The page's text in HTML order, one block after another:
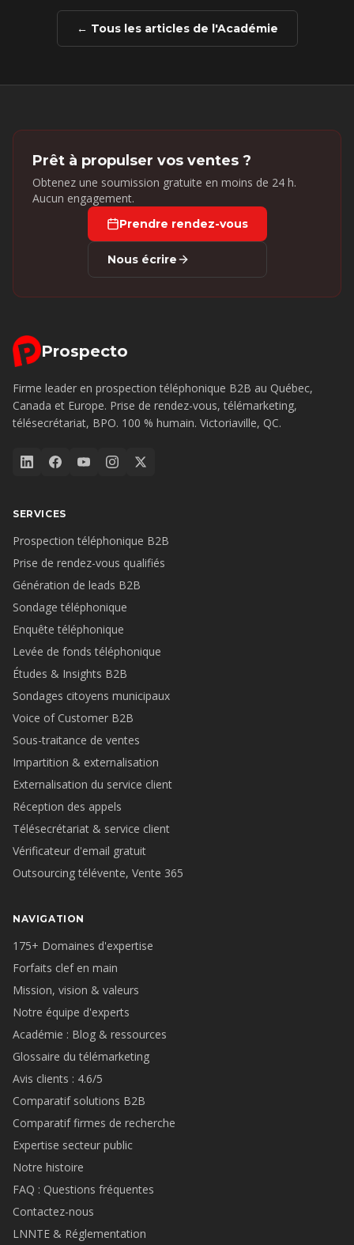
← Tous les articles de l'Académie
Prêt à propulser vos ventes ?
Obtenez une soumission gratuite en moins de 24 h.
Aucun engagement.
Prendre rendez-vous
Nous écrire
Prospecto
Firme leader en prospection téléphonique B2B au Québec,
Canada et Europe. Prise de rendez-vous, télémarketing,
télésecrétariat, BPO. 100 % humain. Victoriaville, QC.
SERVICES
Prospection téléphonique B2B
Prise de rendez-vous qualifiés
Génération de leads B2B
Sondage téléphonique
Enquête téléphonique
Levée de fonds téléphonique
Études & Insights B2B
Sondages citoyens municipaux
Voice of Customer B2B
Sous-traitance de ventes
Impartition & externalisation
Externalisation du service client
Réception des appels
Télésecrétariat & service client
Vérificateur d'email gratuit
Outsourcing télévente, Vente 365
NAVIGATION
175+ Domaines d'expertise
Forfaits clef en main
Mission, vision & valeurs
Notre équipe d'experts
Académie : Blog & ressources
Glossaire du télémarketing
Avis clients : 4.6/5
Comparatif solutions B2B
Comparatif firmes de recherche
Expertise secteur public
Notre histoire
FAQ : Questions fréquentes
Contactez-nous
LNNTE & Réglementation